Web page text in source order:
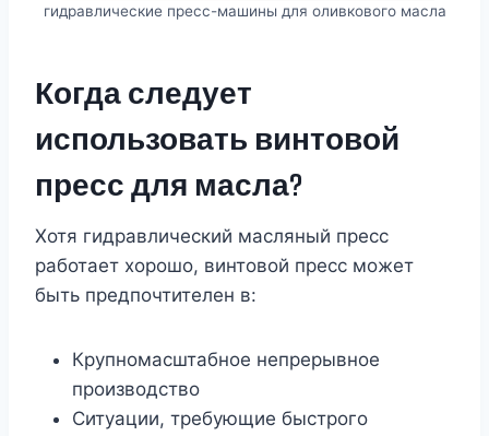
гидравлические пресс-машины для оливкового масла
Когда следует
использовать винтовой
пресс для масла?
Хотя гидравлический масляный пресс
работает хорошо, винтовой пресс может
быть предпочтителен в:
Крупномасштабное непрерывное
производство
Ситуации, требующие быстрого